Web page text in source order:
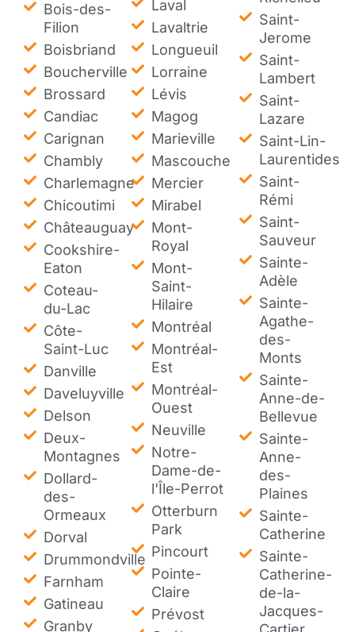
Bois-des-
Filion
Boisbriand
Boucherville
Brossard
Candiac
Carignan
Chambly
Charlemagne
Chicoutimi
Châteauguay
Cookshire-
Eaton
Coteau-
du-Lac
Côte-
Saint-Luc
Danville
Daveluyville
Delson
Deux-
Montagnes
Dollard-
des-
Ormeaux
Dorval
Drummondville
Farnham
Gatineau
Granby
Laval
Lavaltrie
Longueuil
Lorraine
Lévis
Magog
Marieville
Mascouche
Mercier
Mirabel
Mont-
Royal
Mont-
Saint-
Hilaire
Montréal
Montréal-
Est
Montréal-
Ouest
Neuville
Notre-
Dame-de-
l'Île-Perrot
Otterburn
Park
Pincourt
Pointe-
Claire
Prévost
Saint-
Jerome
Saint-
Lambert
Saint-
Lazare
Saint-Lin-
Laurentides
Saint-
Rémi
Saint-
Sauveur
Sainte-
Adèle
Sainte-
Agathe-
des-
Monts
Sainte-
Anne-de-
Bellevue
Sainte-
Anne-
des-
Plaines
Sainte-
Catherine
Sainte-
Catherine-
de-la-
Jacques-